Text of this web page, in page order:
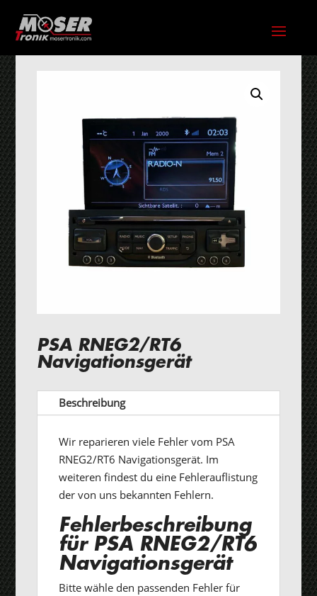
PSA RNEG2/RT6
Navigationsgerät
Beschreibung
Wir reparieren viele Fehler vom PSA
RNEG2/RT6 Navigationsgerät. Im
weiteren findest du eine Fehlerauflistung
der von uns bekannten Fehlern.
Fehlerbeschreibung
für PSA RNEG2/RT6
Navigationsgerät
Bitte wähle den passenden Fehler für